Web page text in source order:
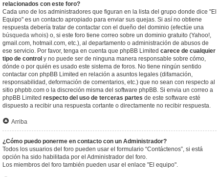
relacionados con este foro?
Cada uno de los administradores que figuran en la lista del grupo donde dice "El
Equipo" es un contacto apropiado para enviar sus quejas. Si así no obtiene
respuesta debería tratar de contactar con el dueño del dominio (efectúe una
búsqueda whois) o, si este foro tiene correo sobre un dominio gratuito (Yahoo!,
gmail.com, hotmail.com, etc.), al departamento o administración de abusos de
ese servicio. Por favor, tenga en cuenta que phpBB Limited carece de cualquier
tipo de control y no puede ser de ninguna manera responsable sobre cómo,
dónde o por quién es usado este sistema de foros. No tiene ningún sentido
contactar con phpBB Limited en relación a asuntos legales (difamación,
responsabilidad, deformación de comentarios, etc.) que no sean con respecto al
sitio phpbb.com o la discreción misma del software phpBB. Si envia un correo a
phpBB Limited respecto del uso de terceras partes de este software esté
dispuesto a recibir una respuesta cortante o directamente no recibir respuesta.
Arriba
¿Cómo puedo ponerme en contacto con un Administrador?
Todos los usuarios del foro pueden usar el formulario “Contáctenos”, si está
opción ha sido habilitada por el Administrador del foro.
Los miembros del foro también pueden usar el enlace "El equipo".